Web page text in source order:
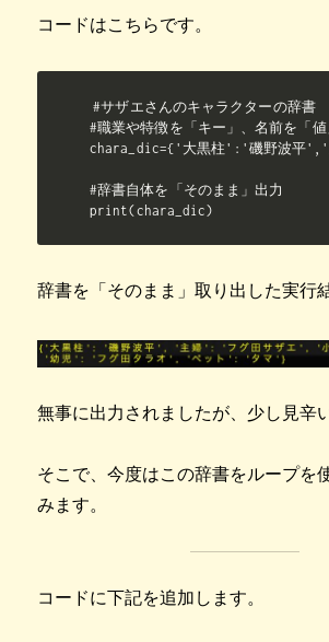
コードはこちらです。
#サザエさんのキャラクターの辞書
#職業や特徴を「キー」、名前を「値
chara_dic={'大黒柱':'磯野波平
#辞書自体を「そのまま」出力
print(chara_dic)
辞書を「そのまま」取り出した実行
無事に出力されましたが、少し見辛
そこで、今度はこの辞書をループを
みます。
コードに下記を追加します。